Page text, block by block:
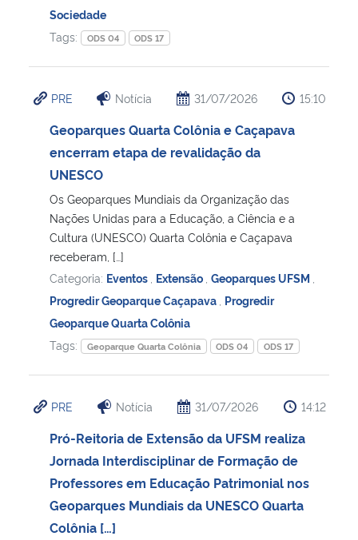
Banco Central do Brasil
Planalto
Sociedade
Tags:
ODS 04 ODS 17
PRE Notícia 31/07/2026 15:10
Geoparques Quarta Colônia e Caçapava
encerram etapa de revalidação da
UNESCO
Os Geoparques Mundiais da Organização das
Nações Unidas para a Educação, a Ciência e a
Cultura (UNESCO) Quarta Colônia e Caçapava
receberam, […]
Categoria: Eventos Extensão Geoparques UFSM
Progredir Geoparque Caçapava Progredir
Geoparque Quarta Colônia
Tags:
Geoparque Quarta Colônia ODS 04 ODS 17
PRE Notícia 31/07/2026 14:12
Pró-Reitoria de Extensão da UFSM realiza
Jornada Interdisciplinar de Formação de
Professores em Educação Patrimonial nos
Geoparques Mundiais da UNESCO Quarta
Colônia […]